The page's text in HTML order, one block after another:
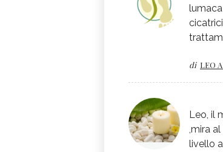
di LEO
Leo, il
,mira
livello